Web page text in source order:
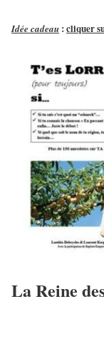
Idée cadeau :cliquer
La Reine